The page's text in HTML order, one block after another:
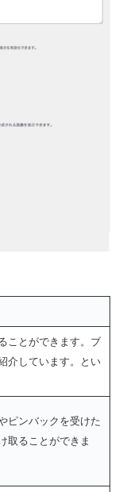
ことができます。ブ
介しています。とい
ピンバックを受けた
取ることができま